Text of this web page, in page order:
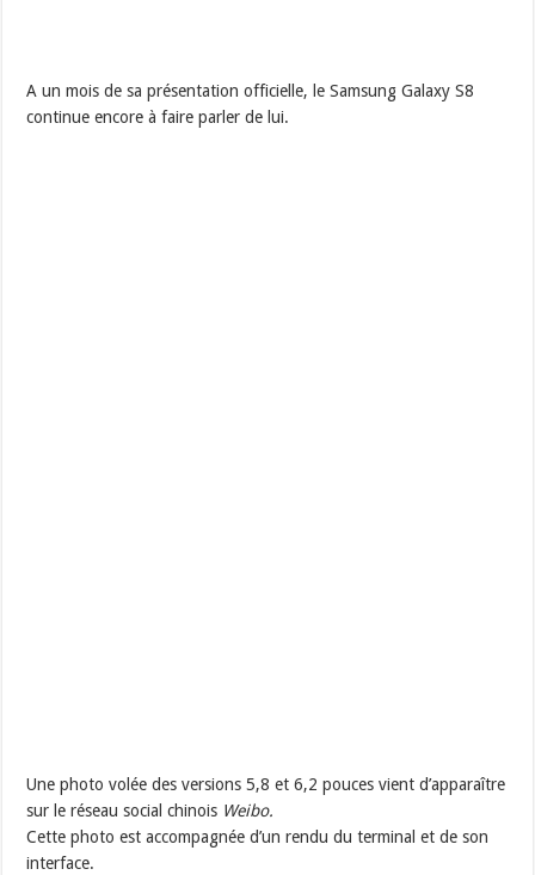
A un mois de sa présentation officielle, le Samsung Galaxy S8
continue encore à faire parler de lui.
Une photo volée des versions 5,8 et 6,2 pouces vient d’apparaître
sur le réseau social chinois Weibo.
Cette photo est accompagnée d’un rendu du terminal et de son
interface.